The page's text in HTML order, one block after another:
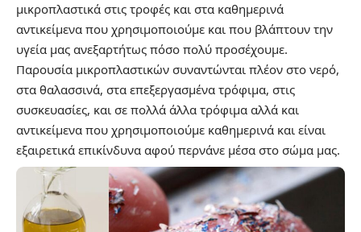
μικροπλαστικά στις τροφές και στα καθημερινά
αντικείμενα που χρησιμοποιούμε και που βλάπτουν την
υγεία μας ανεξαρτήτως πόσο πολύ προσέχουμε.
Παρουσία μικροπλαστικών συναντώνται πλέον στο νερό,
στα θαλασσινά, στα επεξεργασμένα τρόφιμα, στις
συσκευασίες, και σε πολλά άλλα τρόφιμα αλλά και
αντικείμενα που χρησιμοποιούμε καθημερινά και είναι
εξαιρετικά επικίνδυνα αφού περνάνε μέσα στο σώμα μας.